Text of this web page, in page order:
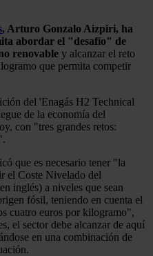
, Arturo Gonzalo Aizpiri, ha
abordar el "desafío" de
renovable y alcanzar el reto
que permita competir
del 'Enagás H2 Technical
de la economía del
con "tres grandes retos:
que es necesario tener "la
el Coste Nivelado del
inglés) a niveles que sean
fósil, teniendo en cuenta el
cuatro euros por kilogramo",
el sector debe alcanzar de aquí
en una combinación de